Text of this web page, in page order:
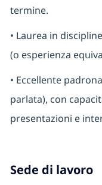
termine.
• Laurea in
(o esperienza
• Eccellente
parlata), con
presentazioni e
Sede di lavoro